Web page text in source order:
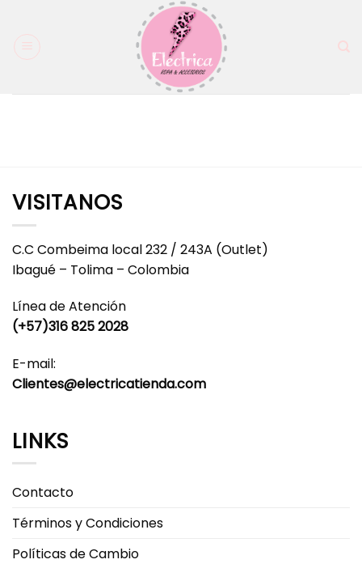
VISITANOS
C.C Combeima local 232 / 243A (Outlet)
Ibagué – Tolima – Colombia
Línea de Atención
(+57)316 825 2028
E-mail:
Clientes@electricatienda.com
LINKS
Contacto
Términos y Condiciones
Políticas de Cambio